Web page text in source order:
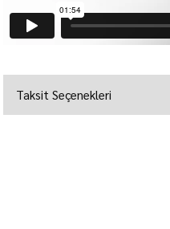
Taksit Seçenekleri